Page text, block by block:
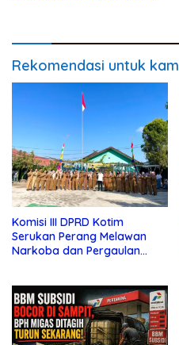
Rekomendasi untuk
Komisi III DPRD Kotim
Serukan Perang Melawan
Narkoba dan Pergaulan